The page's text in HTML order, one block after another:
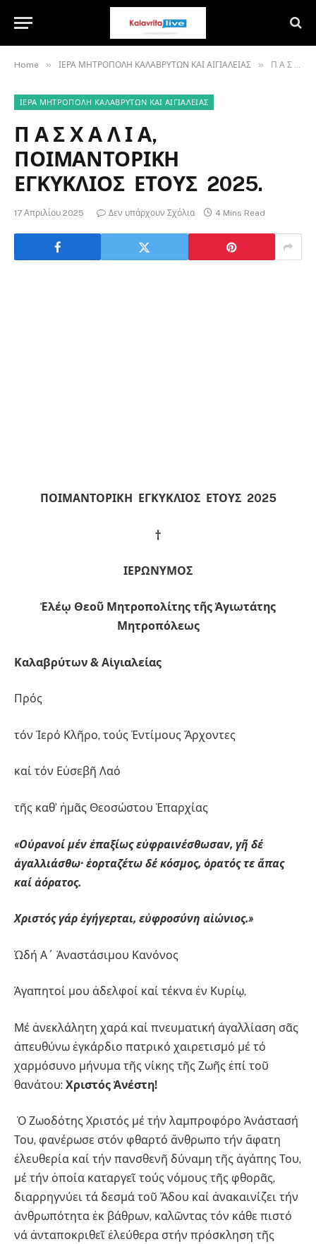
Home » ΙΕΡΑ ΜΗΤΡΟΠΟΛΗ ΚΑΛΑΒΡΥΤΩΝ ΚΑΙ ΑΙΓΙΑΛΕΙΑΣ » Π Α Σ Χ Α Λ Ι Α, ΠΟΙΜΑΝΤΟΡΙΚΗ ΕΓΚΥΚΛΙΟΣ ΕΤΟΥΣ 2025.
ΙΕΡΑ ΜΗΤΡΟΠΟΛΗ ΚΑΛΑΒΡΥΤΩΝ ΚΑΙ ΑΙΓΙΑΛΕΙΑΣ
Π Α Σ Χ Α Λ Ι Α,
ΠΟΙΜΑΝΤΟΡΙΚΗ
ΕΓΚΥΚΛΙΟΣ ΕΤΟΥΣ 2025.
17 Απριλίου 2025 Δεν υπάρχουν Σχόλια 4 Mins Read
ΠΟΙΜΑΝΤΟΡΙΚΗ ΕΓΚΥΚΛΙΟΣ ΕΤΟΥΣ 2025
†
ΙΕΡΩΝΥΜΟΣ
Ἐλέῳ Θεοῦ Μητροπολίτης τῆς Ἁγιωτάτης
Μητροπόλεως
Καλαβρύτων & Αἰγιαλείας
Πρός
τόν Ἱερό Κλῆρο, τούς Ἐντίμους Ἄρχοντες
καί τόν Εὐσεβῆ Λαό
τῆς καθ’ ἡμᾶς Θεοσώστου Ἐπαρχίας
«Οὐρανοί μέν ἐπαξίως εὐφραινέσθωσαν, γῆ δέ
ἀγαλλιάσθω· ἑορταζέτω δέ κόσμος, ὁρατός τε ἅπας
καί ἀόρατος.
Χριστός γάρ ἐγήγερται, εὐφροσύνη αἰώνιος.»
Ὠδή Α΄ Ἀναστάσιμου Κανόνος
Ἀγαπητοί μου ἀδελφοί καί τέκνα ἐν Κυρίῳ,
Μέ ἀνεκλάλητη χαρά καί πνευματική ἀγαλλίαση σᾶς
ἀπευθύνω ἐγκάρδιο πατρικό χαιρετισμό μέ τό
χαρμόσυνο μήνυμα τῆς νίκης τῆς Ζωῆς ἐπί τοῦ
θανάτου: Χριστός Ἀνέστη!
Ὁ Ζωοδότης Χριστός μέ τήν λαμπροφόρο Ἀνάστασή
Του, φανέρωσε στόν φθαρτό ἄνθρωπο τήν ἄφατη
ἐλευθερία καί τήν πανσθενῆ δύναμη τῆς ἀγάπης Του,
μέ τήν ὁποία καταργεῖ τούς νόμους τῆς φθορᾶς,
διαρρηγνύει τά δεσμά τοῦ Ἅδου καί ἀνακαινίζει τήν
ἀνθρωπότητα ἐκ βάθρων, καλῶντας τόν κάθε πιστό
νά ἀνταποκριθεῖ ἐλεύθερα στήν πρόσκληση τῆς